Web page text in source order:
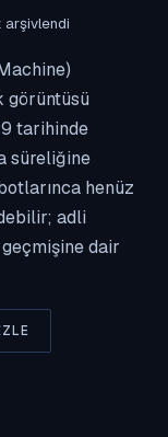
arşivlendi
görüntüsü
tarihinde
süreliğine
henüz
adli
dair